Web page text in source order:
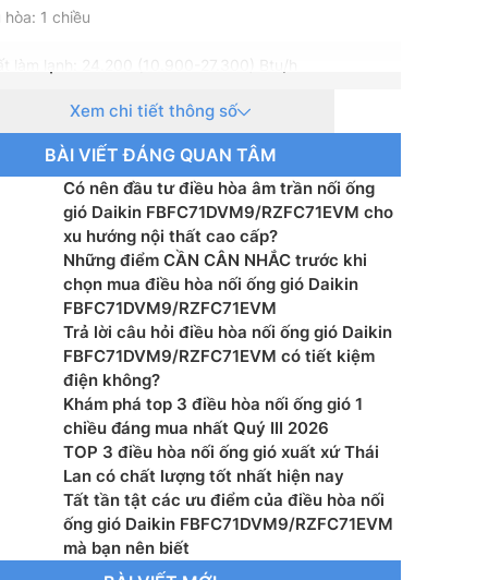
hòa: 1 chiều
làm lạnh: 24.200 (10.900-27.300) Btu/h
tiêu thụ: 2.35 kW
kW/kW
kWh/kWh
inverter: Có
dàn nóng: 1 pha, 220-240 V, 50-60 Hz
gió dàn lạnh: 25/20/16.5 m3/h
lạnh: 39/37/34 dB(A)
nóng: 50 dB(A)
ngoài: 40 (40-140) Pa
R32
Xem chi tiết thông số
BÀI VIẾT ĐÁNG QUAN TÂM
Có nên đầu tư điều hòa âm trần nối ống
gió Daikin FBFC71DVM9/RZFC71EVM cho
xu hướng nội thất cao cấp?
Những điểm CẦN CÂN NHẮC trước khi
chọn mua điều hòa nối ống gió Daikin
FBFC71DVM9/RZFC71EVM
Trả lời câu hỏi điều hòa nối ống gió Daikin
FBFC71DVM9/RZFC71EVM có tiết kiệm
điện không?
Khám phá top 3 điều hòa nối ống gió 1
chiều đáng mua nhất Quý III 2026
TOP 3 điều hòa nối ống gió xuất xứ Thái
Lan có chất lượng tốt nhất hiện nay
Tất tần tật các ưu điểm của điều hòa nối
ống gió Daikin FBFC71DVM9/RZFC71EVM
mà bạn nên biết